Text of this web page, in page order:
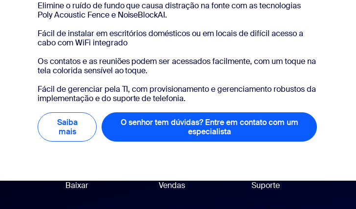
Elimine o ruído de fundo que causa distração na fonte com as tecnologias
Poly Acoustic Fence e NoiseBlockAI.
Fácil de instalar em escritórios domésticos ou em locais de difícil acesso a
cabo com WiFi integrado
Os contatos e as reuniões podem ser acessados facilmente, com um toque na
tela colorida sensível ao toque.
Fácil de gerenciar pela TI, com provisionamento e gerenciamento robustos da
implementação e do suporte de telefonia.
Saiba
maisSaiba mais
O senhor tem dúvidas? Entre em contato com um
especialistaO senhor tem dúvidas? Entre em
Baixar Vendas Suporte
Suporte